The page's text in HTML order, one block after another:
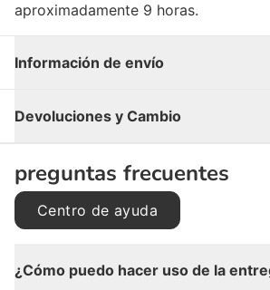
aproximadamente 9 horas.
Información de envío
Devoluciones y Cambio
Cerrar
preguntas frecuentes
Centro de ayuda
¿Cómo puedo hacer uso de la